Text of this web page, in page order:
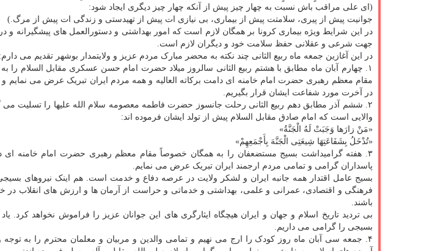
(ای علی مراقب باش نسبت به چهار چیز پیش از آنکه چهار چیز دیگری ایجاد شود:
جوانیت پیش از پیری، سلامتت پیش از بیماری، بی نیازی ات پیش از تهیدستی و زندگی ات پیش از مرگ.)
در این شرایط ویژه بیماری کرونا بر همگان لازم است که امور بهداشتی و دستورالعمل های پیشگیرانه و
جهت شرعی و عقلانی حفظ سلامت خود و دیگران لازم است.
در این آغازین جمعه ماه ربیع الثانی چند نکته به محضر مبارک مردم عزیز و ولایتمدار بوشهر تقدیم می دارم:
۱. چهارم آبان ماه مطابق با هشتم ربیع الثانی سالروز میلاد حضرت امام حسن عسکری مقابل السلام را
مقام معظم رهبری حضرت امام خامنه ای دامت برکاته العالیه و همه مردم ایران تبریک عرض می نمایم
در آخرت مورد شفاعت ایشان قرار بگیریم.
۲. ششم آذر مطابق دهم ربیع الثانی رحلت جانسوز حضرت فاطمه معصومه سلام الله علیها را تسلیت
والایی است که امام صادق مقابل السلام پیش از تولد ایشان فرموده اند:
«مَنْ زارَها وَجَبَتْ لَهُ الْجَنَّةُ»
«تُدْخَلُ بِشَفَاعَتِهَا شِیعَتِی الْجَنَّهَ بِأَجْمَعِهِمْ»
۳. هفته گرامیداشت بسیج مستضعفان را به همگان خصوصاً مقام معظم رهبری حضرت امام خامنه ای
پاسداران گرامی و تمامی مردم ارجمند ایران تبریک عرض می نمایم.
بسیج عامل اقتدار همه جانبه ایران و لشکر ولایت در عرصه دفاع و خدمت است. هم اینک نیروهای
فرهنگی و اقتصادی، عمرانی و علمی، بهداشتی و خدماتی و حراست از آرمان ها و ارزش های انقلاب
باشند.
بی تردید تاریخ اسلام و جهان و ایران هیچگاه ایثارگری های این جوانان عزیز را فراموش نخواهد کرد.
بسیجی را گرامی می داریم.
۴. جمعه سی آبان ماه روز کودک را ارج می نهیم و تمامی والدین و مربیان و معلمان محترم را به توجه